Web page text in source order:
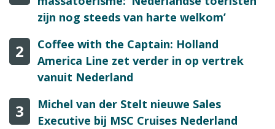
zijn nog steeds van harte welkom’
2
Coffee with the Captain: Holland
America Line zet verder in op vertrek
vanuit Nederland
3
Michel van der Stelt nieuwe Sales
Executive bij MSC Cruises Nederland